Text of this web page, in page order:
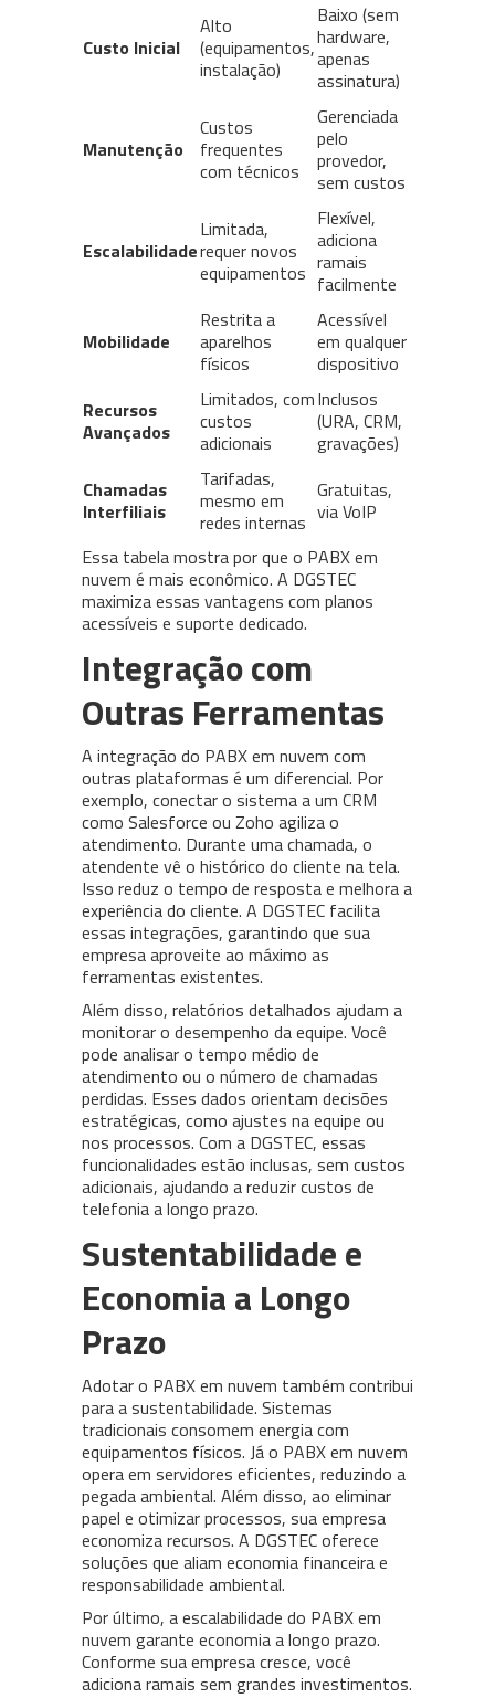
Custo Inicial
Alto
(equipamentos,
instalação)
Baixo (sem
hardware,
apenas
assinatura)
Manutenção
Custos
frequentes
com técnicos
Gerenciada
pelo
provedor,
sem custos
Escalabilidade
Limitada,
requer novos
equipamentos
Flexível,
adiciona
ramais
facilmente
Mobilidade
Restrita a
aparelhos
físicos
Acessível
em qualquer
dispositivo
Recursos
Avançados
Limitados, com
custos
adicionais
Inclusos
(URA, CRM,
gravações)
Chamadas
Interfiliais
Tarifadas,
mesmo em
redes internas
Gratuitas,
via VoIP
Essa tabela mostra por que o PABX em
nuvem é mais econômico. A DGSTEC
maximiza essas vantagens com planos
acessíveis e suporte dedicado.
Integração com
Outras Ferramentas
A integração do PABX em nuvem com
outras plataformas é um diferencial. Por
exemplo, conectar o sistema a um CRM
como Salesforce ou Zoho agiliza o
atendimento. Durante uma chamada, o
atendente vê o histórico do cliente na tela.
Isso reduz o tempo de resposta e melhora a
experiência do cliente. A DGSTEC facilita
essas integrações, garantindo que sua
empresa aproveite ao máximo as
ferramentas existentes.
Além disso, relatórios detalhados ajudam a
monitorar o desempenho da equipe. Você
pode analisar o tempo médio de
atendimento ou o número de chamadas
perdidas. Esses dados orientam decisões
estratégicas, como ajustes na equipe ou
nos processos. Com a DGSTEC, essas
funcionalidades estão inclusas, sem custos
adicionais, ajudando a reduzir custos de
telefonia a longo prazo.
Sustentabilidade e
Economia a Longo
Prazo
Adotar o PABX em nuvem também contribui
para a sustentabilidade. Sistemas
tradicionais consomem energia com
equipamentos físicos. Já o PABX em nuvem
opera em servidores eficientes, reduzindo a
pegada ambiental. Além disso, ao eliminar
papel e otimizar processos, sua empresa
economiza recursos. A DGSTEC oferece
soluções que aliam economia financeira e
responsabilidade ambiental.
Por último, a escalabilidade do PABX em
nuvem garante economia a longo prazo.
Conforme sua empresa cresce, você
adiciona ramais sem grandes investimentos.